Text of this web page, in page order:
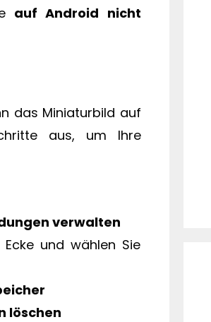
auf Android nicht
das Miniaturbild auf
aus, um Ihre
verwalten
und wählen Sie
löschen